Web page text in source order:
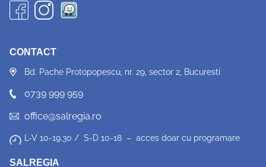
CONTACT
Bd. Pache Protopopescu, nr. 29, sector 2, Bucuresti
0739 999 959
office@salregia.ro
L-V 10-19.30 / S-D 10-18 – acces doar cu programare
SALREGIA